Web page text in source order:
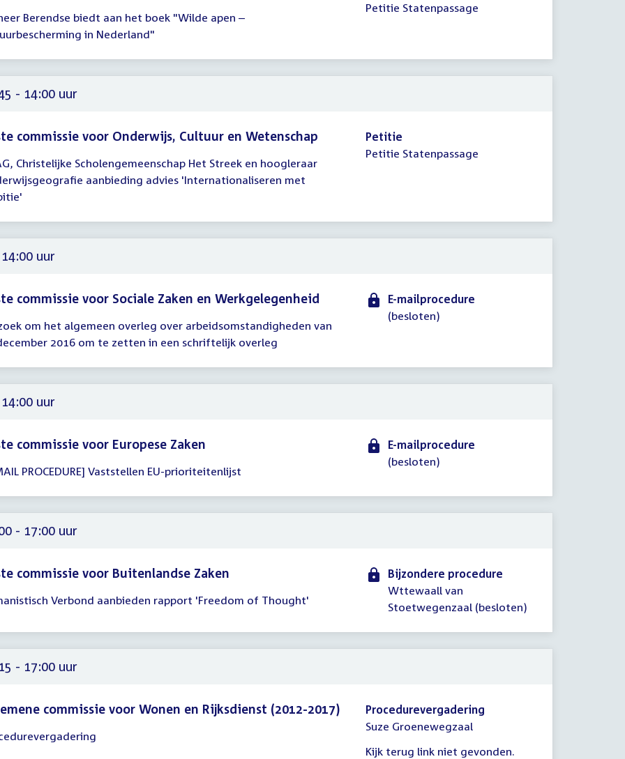
Berendse biedt aan het boek "Wilde apen –
in Nederland"
Petitie Statenpassage
- 14:00 uur
commissie voor Onderwijs, Cultuur en Wetenschap
Christelijke Scholengemeenschap Het Streek en hoogleraar
aanbieding advies 'Internationaliseren met
Petitie
Petitie Statenpassage
uur
commissie voor Sociale Zaken en Werkgelegenheid
om het algemeen overleg over arbeidsomstandigheden van
2016 om te zetten in een schriftelijk overleg
E-mailprocedure
(besloten)
uur
commissie voor Europese Zaken
PROCEDURE] Vaststellen EU-prioriteitenlijst
E-mailprocedure
(besloten)
- 17:00 uur
commissie voor Buitenlandse Zaken
Verbond aanbieden rapport 'Freedom of Thought'
Bijzondere procedure
Wttewaall van
Stoetwegenzaal (besloten)
- 17:00 uur
commissie voor Wonen en Rijksdienst (2012-2017)
Procedurevergadering
Suze Groenewegzaal
Kijk terug link niet gevonden.